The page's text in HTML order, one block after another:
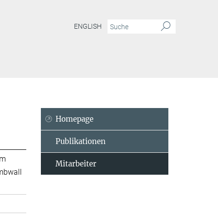
ENGLISH
Homepage
Publikationen
Mitarbeiter